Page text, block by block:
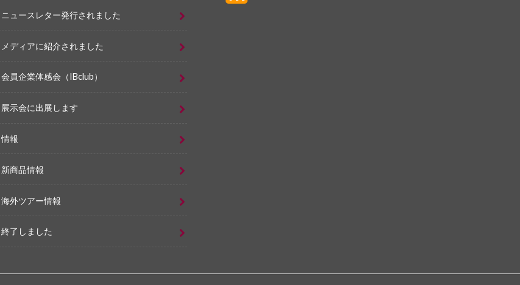
ニュースレター発行されました
メディアに紹介されました
会員企業体感会（IBclub）
展示会に出展します
情報
新商品情報
海外ツアー情報
終了しました